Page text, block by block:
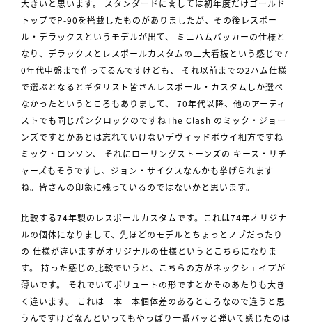
大きいと思います。 スタンダードに関しては初年度だけゴールド
トップでP-90を搭載したものがありましたが、その後レスポー
ル・デラックスというモデルが出て、 ミニハムバッカーの仕様と
なり、デラックスとレスポールカスタムの二大看板という感じで7
0年代中盤まで作ってるんですけども、 それ以前までの2ハム仕様
で選ぶとなるとギタリスト皆さんレスポール・カスタムしか選べ
なかったというところもありまして、 70年代以降、他のアーティ
ストでも同じパンクロックのですねThe Clash のミック・ジョー
ンズですとかあとは忘れていけないデヴィッドボウイ相方ですね
ミック・ロンソン、 それにローリングストーンズの キース・リチ
ャーズもそうですし、ジョン・サイクスなんかも挙げられます
ね。皆さんの印象に残っているのではないかと思います。
比較する74年製のレスポールカスタムです。これは74年オリジナ
ルの個体になりまして、先ほどのモデルとちょっとノブだったり
の 仕様が違いますがオリジナルの仕様というとこちらになりま
す。 持った感じの比較でいうと、こちらの方がネックシェイプが
薄いです。 それでいてボリュートの形ですとかそのあたりも大き
く違います。 これは一本一本個体差のあるところなので違うと思
うんですけどなんといってもやっぱり一番バッと弾いて感じたのは